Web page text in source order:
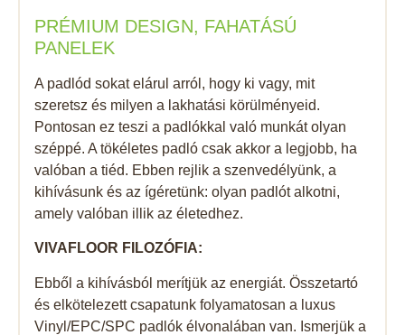
PRÉMIUM DESIGN, FAHATÁSÚ
PANELEK
A padlód sokat elárul arról, hogy ki vagy, mit
szeretsz és milyen a lakhatási körülményeid.
Pontosan ez teszi a padlókkal való munkát olyan
széppé. A tökéletes padló csak akkor a legjobb, ha
valóban a tiéd. Ebben rejlik a szenvedélyünk, a
kihívásunk és az ígéretünk: olyan padlót alkotni,
amely valóban illik az életedhez.
VIVAFLOOR FILOZÓFIA:
Ebből a kihívásból merítjük az energiát. Összetartó
és elkötelezett csapatunk folyamatosan a luxus
Vinyl/EPC/SPC padlók élvonalában van. Ismerjük a